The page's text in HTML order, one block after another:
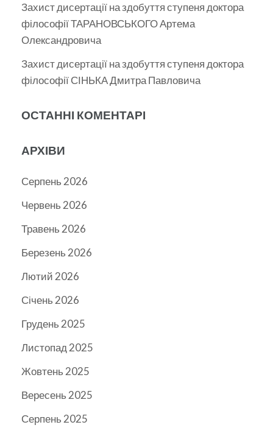
Захист дисертації на здобуття ступеня доктора
філософії ТАРАНОВСЬКОГО Артема
Олександровича
Захист дисертації на здобуття ступеня доктора
філософії СІНЬКА Дмитра Павловича
ОСТАННІ КОМЕНТАРІ
АРХІВИ
Серпень 2026
Червень 2026
Травень 2026
Березень 2026
Лютий 2026
Січень 2026
Грудень 2025
Листопад 2025
Жовтень 2025
Вересень 2025
Серпень 2025